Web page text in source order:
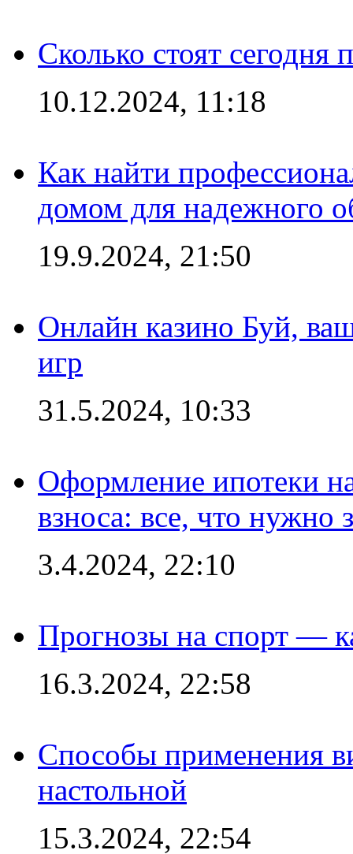
Сколько стоят сегодня
10.12.2024, 11:18
Как найти
домом для надежного
19.9.2024, 21:50
Онлайн казино Буй,
игр
31.5.2024, 10:33
Оформление ипотеки
взноса: все, что нужно
3.4.2024, 22:10
Прогнозы на спорт —
16.3.2024, 22:58
Способы применения
настольной
15.3.2024, 22:54